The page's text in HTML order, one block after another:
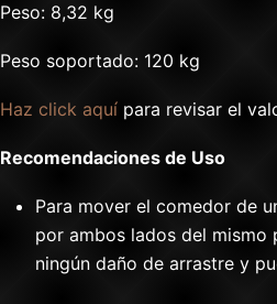
Peso: 8,32 kg
Peso soportado: 120 kg
Haz click aquí para revisar el
Recomendaciones de Uso
Para mover el comedor de
por ambos lados del mismo
ningún daño de arrastre y